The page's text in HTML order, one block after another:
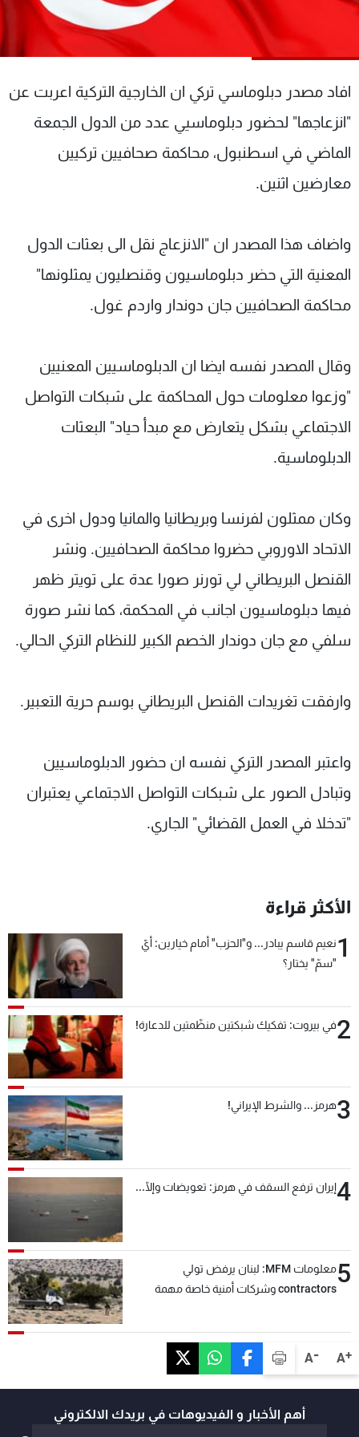
A+
A-
افاد مصدر دبلوماسي تركي ان الخارجية التركية اعربت عن
"انزعاجها" لحضور دبلوماسيي عدد من الدول الجمعة
الماضي في اسطنبول، محاكمة صحافيين تركيين
معارضين اثنين.
واضاف هذا المصدر ان "الانزعاج نقل الى بعثات الدول
المعنية التي حضر دبلوماسيون وقنصليون يمثلونها"
محاكمة الصحافيين جان دوندار واردم غول.
وقال المصدر نفسه ايضا ان الدبلوماسيين المعنيين
"وزعوا معلومات حول المحاكمة على شبكات التواصل
الاجتماعي بشكل يتعارض مع مبدأ حياد" البعثات
الدبلوماسية.
وكان ممثلون لفرنسا وبريطانيا والمانيا ودول اخرى في
الاتحاد الاوروبي حضروا محاكمة الصحافيين. ونشر
القنصل البريطاني لي تورنر صورا عدة على تويتر ظهر
فيها دبلوماسيون اجانب في المحكمة، كما نشر صورة
سلفي مع جان دوندار الخصم الكبير للنظام التركي الحالي.
وارفقت تغريدات القنصل البريطاني بوسم حرية التعبير.
واعتبر المصدر التركي نفسه ان حضور الدبلوماسيين
وتبادل الصور على شبكات التواصل الاجتماعي يعتبران
"تدخلا في العمل القضائي" الجاري.
الأكثر قراءة
1نعيم قاسم يبادر... و"الحزب" أمام خيارين: أيّ
"سمّ" يختار؟
2في بيروت: تفكيك شبكتين منظّمتين للدعارة!
3هرمز... والشرط الإيراني!
4إيران ترفع السقف في هرمز: تعويضات وإلّا...
5
معلومات MFM: لبنان يرفض تولي
contractors وشركات أمنية خاصة مهمة
أهم الأخبار و الفيديوهات في بريدك الالكتروني
عن MTV
لاعلاناتكم
وظائف
شروط الإسـتخدام